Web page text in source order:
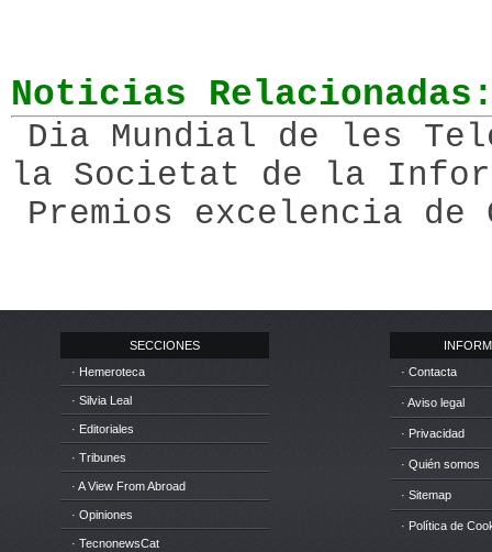
Noticias
Dia Mundial de les
la Societat de la
Premios excelencia de
SECCIONES
· Hemeroteca
· Silvia Leal
· Editoriales
· Tribunes
· A View From Abroad
· Opiniones
· TecnonewsCat
· Contacta
· Aviso legal
· Privacidad
· Quién somos
· Sitemap
· Política de